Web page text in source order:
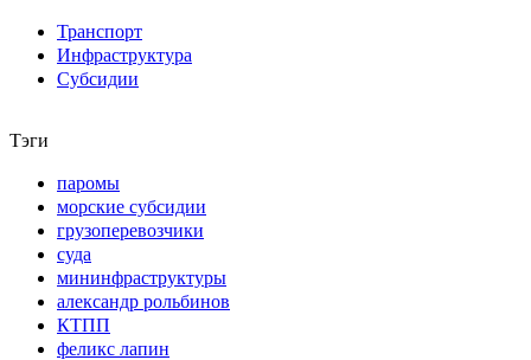
Транспорт
Инфраструктура
Субсидии
Тэги
паромы
морские субсидии
грузоперевозчики
суда
мининфраструктуры
александр рольбинов
КТПП
феликс лапин